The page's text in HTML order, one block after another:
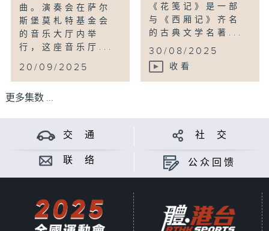
曲。演奏会在萨尔
斯堡莫札特基金会
的音乐大厅内举
行，这座音乐厅...
20/09/2025
《花笺记》是一部
与《西厢记》齐名
的古典文学名著...
30/08/2025
收看
更多集数 ...
交 通 社 交
联 络 公众回馈